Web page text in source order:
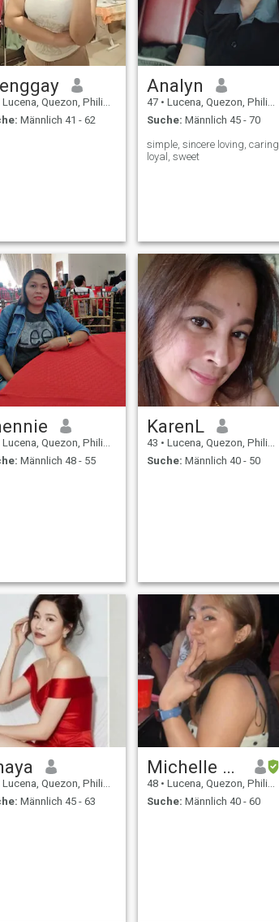
Lucena, Quezon, Philippinen
Männlich 41 - 62
Analyn
47 • Lucena, Quezon, Philippinen
Suche: Männlich 45 - 70
simple, sincere loving, caring
loyal, sweet
Lucena, Quezon, Philippinen
Männlich 48 - 55
KarenL
43 • Lucena, Quezon, Philippinen
Suche: Männlich 40 - 50
Lucena, Quezon, Philippinen
Männlich 45 - 63
Michelle Solano
48 • Lucena, Quezon, Philippinen
Suche: Männlich 40 - 60